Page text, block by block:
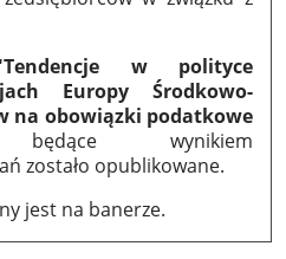
w polityce
Europy Środkowo-
na obowiązki podatkowe
będące wynikiem
zostało opublikowane.
jest na banerze.